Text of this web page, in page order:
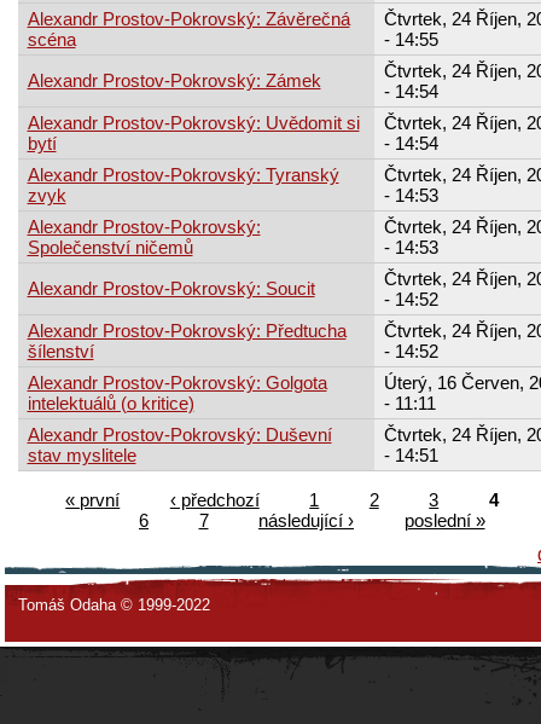
Alexandr Prostov-Pokrovský: Závěrečná
scéna
Čtvrtek, 24 Říjen,
- 14:55
Alexandr Prostov-Pokrovský: Zámek
Čtvrtek, 24 Říjen,
- 14:54
Alexandr Prostov-Pokrovský: Uvědomit si
bytí
Čtvrtek, 24 Říjen,
- 14:54
Alexandr Prostov-Pokrovský: Tyranský
zvyk
Čtvrtek, 24 Říjen,
- 14:53
Alexandr Prostov-Pokrovský:
Společenství ničemů
Čtvrtek, 24 Říjen,
- 14:53
Alexandr Prostov-Pokrovský: Soucit
Čtvrtek, 24 Říjen,
- 14:52
Alexandr Prostov-Pokrovský: Předtucha
šílenství
Čtvrtek, 24 Říjen,
- 14:52
Alexandr Prostov-Pokrovský: Golgota
intelektuálů (o kritice)
Úterý, 16 Červen,
- 11:11
Alexandr Prostov-Pokrovský: Duševní
stav myslitele
Čtvrtek, 24 Říjen,
- 14:51
« první ‹ předchozí 1 2 3
4
6
7 následující ›
poslední »
Tomáš Odaha © 1999-2022